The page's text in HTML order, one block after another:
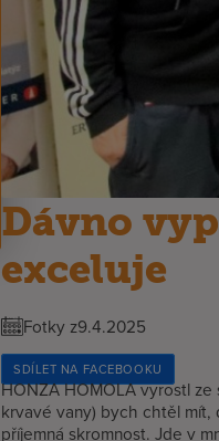
Dávno
exceluje
Fotky z9.4.2025
SDÍLET NA FACEBOOKU
HONZA HOMOLA vyrostl
krvavé vany) bych chtěl mít,
příjemná skromnost. Jde v